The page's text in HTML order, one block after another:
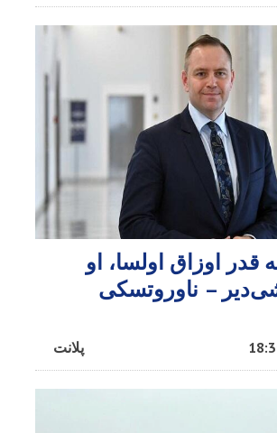
قدر اوزاق اولسا، او
– ناوروتسکی
پلانت